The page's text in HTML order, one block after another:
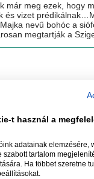
már meg ezek, hogy
és vizet
nevű bohóc a
megtartják a
t használ a
adatainak elemzésére,
szabott tartalom
Ha többet szeretne